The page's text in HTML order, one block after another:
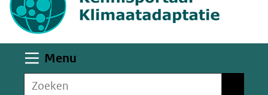
deze
website
worden
toegestaanMenu
Zoeken